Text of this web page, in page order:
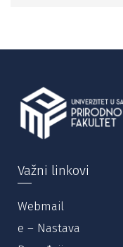
Važni linkovi
Webmail
e – Nastava